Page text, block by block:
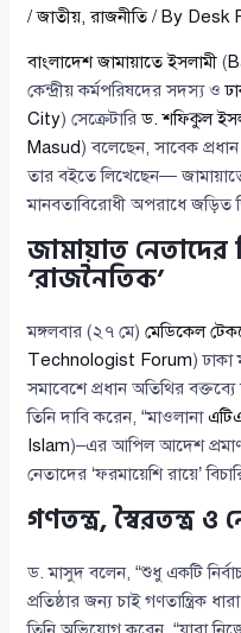
/জাতীয়,রাজনীতি/ By Desk
বাংলাদেশ জামায়াতে ইসলামী (
কেন্দ্রীয় কর্মপরিষদের সদস্য ও
City) সেক্রেটারিড. শফিকুল
Masud) বলেছেন, সাবেক
তার বইতে লিখেছেন—
মানবতাবিরোধী অপরাধে জড়িত
জামায়াত নেতাদের
‘রাজনৈতিক’
মঙ্গলবার (২৭ মে)মেডিকেল
Technologist Forum) ঢাকা
সমাবেশে প্রধান অতিথির
তিনি দাবি করেন, “মাওলানা
Islam)–এর আপিল আদেশ প্রমাণ
নেতাদের ‘ফরমায়েশি রায়ে’
গণতন্ত্র, স্বৈরতন্ত্র
ড. মাসুদ বলেন, “শুধু একটি
প্রতিষ্ঠার জন্য চাই গণতান্ত্রিক